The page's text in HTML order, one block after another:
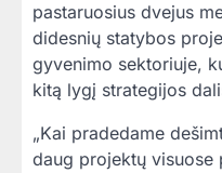
pastaruosius dvejus
didesnių statybos
gyvenimo sektoriuje,
kitą lygį strategijos
„Kai pradedame
daug projektų visuose